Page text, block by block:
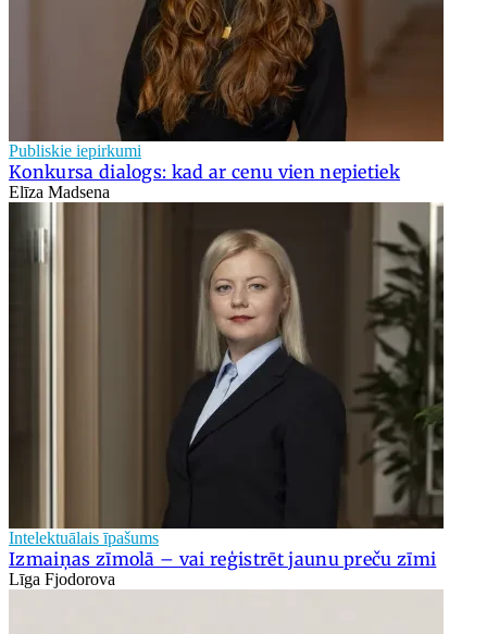
Publiskie iepirkumi
Konkursa dialogs: kad ar cenu vien nepietiek
Elīza Madsena
Intelektuālais īpašums
Izmaiņas zīmolā – vai reģistrēt jaunu preču zīmi
Līga Fjodorova